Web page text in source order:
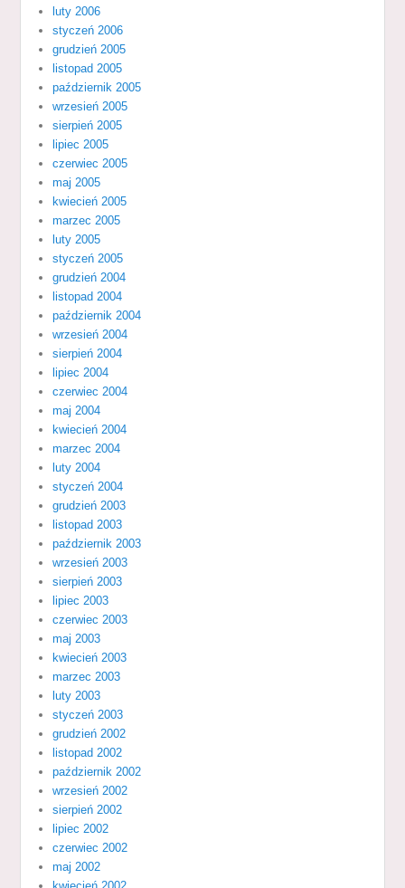
luty 2006
styczeń 2006
grudzień 2005
listopad 2005
październik 2005
wrzesień 2005
sierpień 2005
lipiec 2005
czerwiec 2005
maj 2005
kwiecień 2005
marzec 2005
luty 2005
styczeń 2005
grudzień 2004
listopad 2004
październik 2004
wrzesień 2004
sierpień 2004
lipiec 2004
czerwiec 2004
maj 2004
kwiecień 2004
marzec 2004
luty 2004
styczeń 2004
grudzień 2003
listopad 2003
październik 2003
wrzesień 2003
sierpień 2003
lipiec 2003
czerwiec 2003
maj 2003
kwiecień 2003
marzec 2003
luty 2003
styczeń 2003
grudzień 2002
listopad 2002
październik 2002
wrzesień 2002
sierpień 2002
lipiec 2002
czerwiec 2002
maj 2002